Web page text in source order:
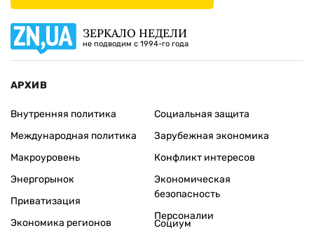
ЗЕРКАЛО НЕДЕЛИ
не подводим с 1994-го года
АРХИВ
Внутренняя политика
Международная политика
Макроуровень
Энергорынок
Приватизация
Экономика регионов
Социальная защита
Зарубежная экономика
Конфликт интересов
Экономическая
безопасность
Персоналии
Социум